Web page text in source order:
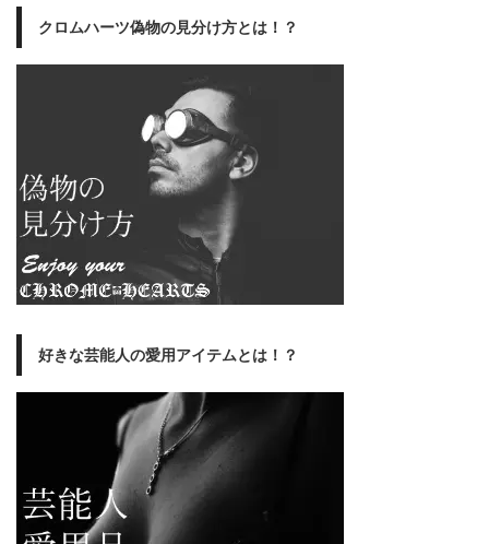
クロムハーツ偽物の見分け方とは！？
好きな芸能人の愛用アイテムとは！？